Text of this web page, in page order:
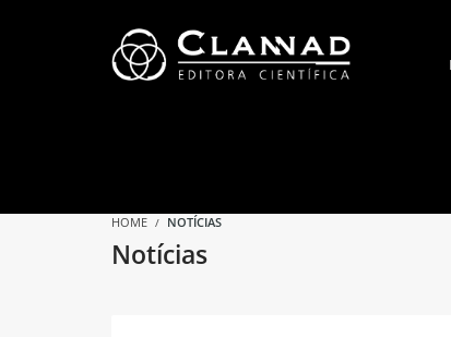
HOME NOTÍCIAS
Notícias